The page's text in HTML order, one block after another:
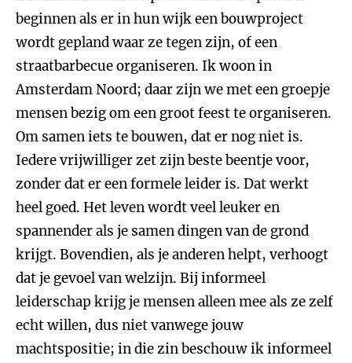
beginnen als er in hun wijk een bouwproject
wordt gepland waar ze tegen zijn, of een
straatbarbecue organiseren. Ik woon in
Amsterdam Noord; daar zijn we met een groepje
mensen bezig om een groot feest te organiseren.
Om samen iets te bouwen, dat er nog niet is.
Iedere vrijwilliger zet zijn beste beentje voor,
zonder dat er een formele leider is. Dat werkt
heel goed. Het leven wordt veel leuker en
spannender als je samen dingen van de grond
krijgt. Bovendien, als je anderen helpt, verhoogt
dat je gevoel van welzijn. Bij informeel
leiderschap krijg je mensen alleen mee als ze zelf
echt willen, dus niet vanwege jouw
machtspositie; in die zin beschouw ik informeel